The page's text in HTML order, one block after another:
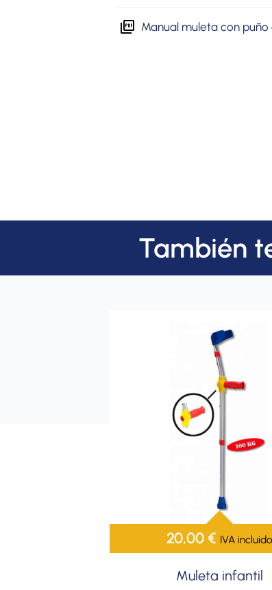
Manual muleta con
También
20,00€ IVA incluido
Muleta infantil